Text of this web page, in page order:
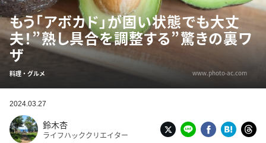
もう「アボカド」が固い状態でも大丈
夫！”熟し具合を調整する”驚きの裏ワ
ザ
料理・グルメ www.photo-ac.com
2024.03.27
鈴木杏
ライフハッククリエイター